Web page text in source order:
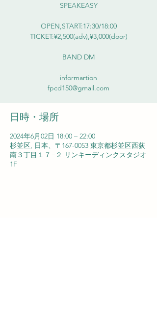
SPEAKEASY
OPEN,START:17:30/18:00
TICKET:¥2,500(adv),¥3,000(door)
BAND DM
informartion
fpcd150@gmail.com
日時・場所
2024年6月02日 18:00 – 22:00
杉並区, 日本、〒167-0053 東京都杉並区西荻
南３丁目１７−２ リンキーディンクスタジオ
1F